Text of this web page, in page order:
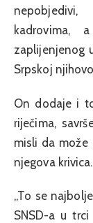
kadrovima,
zaplijenjenog
Srpskoj
On dodaje i
riječima,
misli da može
njegova krivica.
„To se
SNSD-a u